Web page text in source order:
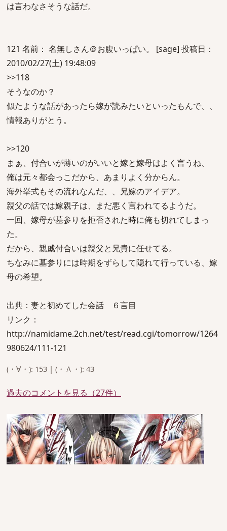
は言わなさそうな話だ。
121 名前： 名無しさん＠お腹いっぱい。 [sage] 投稿日：
2010/02/27(土) 19:48:09
>>118
そうなのか？
似たような話があったら嫁が読みたいといったもんで、、
情報ありがとう。
>>120
まぁ、付合いが薄いのがいいと嫁と嫁母はよく言うね、
俺は元々都会っこだから、あまりよく分からん。
海外挙式もその流れなんだ、、兄嫁のアイデア。
親父の話では嫁親子は、まだ悪く言われてるようだ。
一回、嫁母が墓参りを拒否された時に俺も切れてしまっ
た。
だから、親戚付合いは親父と兄貴に任せてる。
ちなみに墓参りには時期をずらして隠れて行っている、嫁
母の希望。
出典：妻と初めてした会話 ６言目
リンク：
http://namidame.2ch.net/test/read.cgi/tomorrow/1264
980624/111-121
(・∀・): 153 | (・Ａ・): 43
過去のコメントを見る（27件）